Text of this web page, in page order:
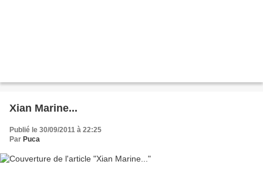
Xian Marine...
Publié le 30/09/2011 à 22:25
Par Puca